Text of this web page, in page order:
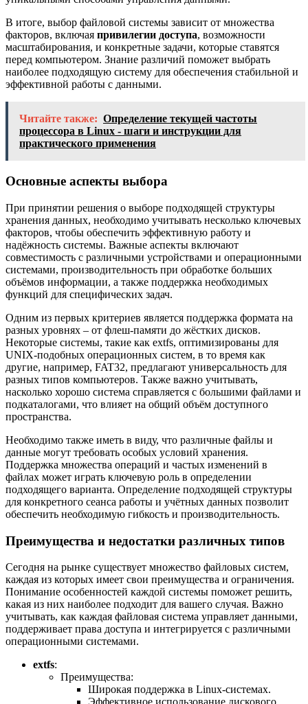
В итоге, выбор файловой системы зависит от множества
факторов, включая привилегии доступа, возможности
масштабирования, и конкретные задачи, которые ставятся
перед компьютером. Знание различий поможет выбрать
наиболее подходящую систему для обеспечения стабильной и
эффективной работы с данными.
Читайте также: Определение текущей частоты
процессора в Linux - шаги и инструкции для
практического применения
Основные аспекты выбора
При принятии решения о выборе подходящей структуры
хранения данных, необходимо учитывать несколько ключевых
факторов, чтобы обеспечить эффективную работу и
надёжность системы. Важные аспекты включают
совместимость с различными устройствами и операционными
системами, производительность при обработке больших
объёмов информации, а также поддержка необходимых
функций для специфических задач.
Одним из первых критериев является поддержка формата на
разных уровнях – от флеш-памяти до жёстких дисков.
Некоторые системы, такие как extfs, оптимизированы для
UNIX-подобных операционных систем, в то время как
другие, например, FAT32, предлагают универсальность для
разных типов компьютеров. Также важно учитывать,
насколько хорошо система справляется с большими файлами и
подкаталогами, что влияет на общий объём доступного
пространства.
Необходимо также иметь в виду, что различные файлы и
данные могут требовать особых условий хранения.
Поддержка множества операций и частых изменений в
файлах может играть ключевую роль в определении
подходящего варианта. Определение подходящей структуры
для конкретного сеанса работы и учётных данных позволит
обеспечить необходимую гибкость и производительность.
Преимущества и недостатки различных типов
Сегодня на рынке существует множество файловых систем,
каждая из которых имеет свои преимущества и ограничения.
Понимание особенностей каждой системы поможет решить,
какая из них наиболее подходит для вашего случая. Важно
учитывать, как каждая файловая система управляет данными,
поддерживает права доступа и интегрируется с различными
операционными системами.
extfs:
Преимущества:
Широкая поддержка в Linux-системах.